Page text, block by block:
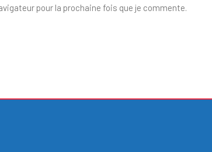
pour la prochaine fois que je commente.